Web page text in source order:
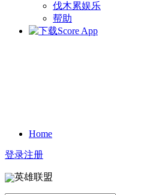
伐木累娱乐
帮助
Home
登录注册
英雄联盟